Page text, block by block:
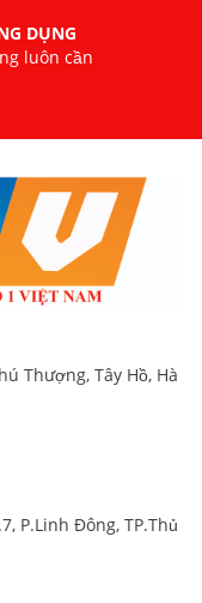
DỤNG
luôn cần
Thượng, Tây Hồ, Hà
P.Linh Đông, TP.Thủ